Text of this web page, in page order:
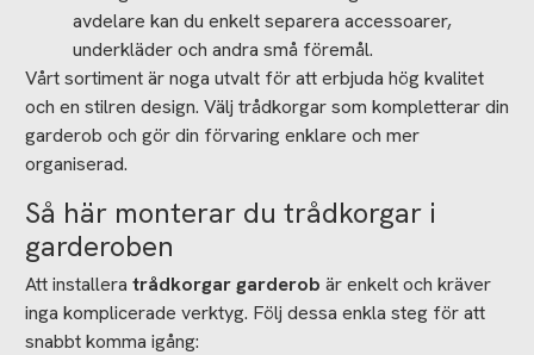
avdelare kan du enkelt separera accessoarer,
underkläder och andra små föremål.
Vårt sortiment är noga utvalt för att erbjuda hög kvalitet
och en stilren design. Välj trådkorgar som kompletterar din
garderob och gör din förvaring enklare och mer
organiserad.
Så här monterar du trådkorgar i
garderoben
Att installera trådkorgar garderob är enkelt och kräver
inga komplicerade verktyg. Följ dessa enkla steg för att
snabbt komma igång: